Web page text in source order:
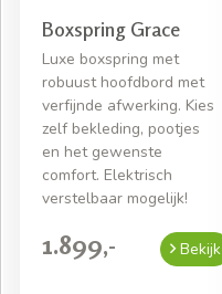
Boxspring Grace
Luxe boxspring met
robuust hoofdbord met
verfijnde afwerking. Kies
zelf bekleding, pootjes
en het gewenste
comfort. Elektrisch
verstelbaar mogelijk!
1.899,- Bekijk